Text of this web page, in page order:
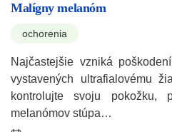
Malígny melanóm
ochorenia
Najčastejšie vzniká
vystavených ultrafialovému
kontrolujte svoju pokožku,
melanómov stúpa…